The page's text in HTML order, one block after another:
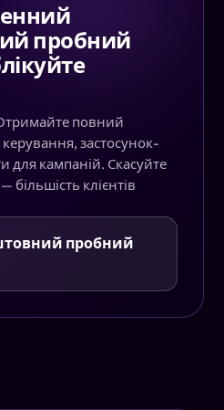
пробний
повний
застосунок-
для кампаній. Скасуйте
клієнтів
пробний